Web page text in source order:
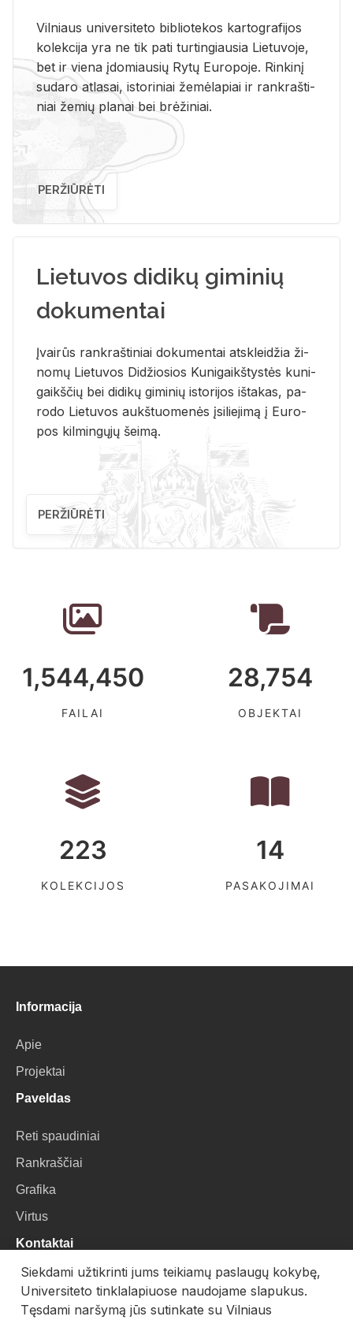
Vil­niaus uni­ver­si­te­to bi­b­lio­te­kos kar­to­gra­fi­jos
ko­lek­ci­ja yra ne tik pati tur­tin­giau­sia Lie­tu­vo­je,
bet ir vie­na įdo­miau­sių Rytų Eu­ro­po­je. Rin­ki­nį
su­da­ro at­la­sai, is­to­ri­niai že­mė­la­piai ir rank­raš­ti­
niai že­mių pla­nai bei brė­ži­niai.
PERŽIŪRĖTI
Lietuvos didikų giminių
dokumentai
Įvai­rūs rank­raš­ti­niai do­ku­men­tai at­sklei­džia ži­
no­mų Lie­tu­vos Di­džio­sios Ku­ni­gaikš­tys­tės ku­ni­
gaikš­čių bei di­di­kų gi­mi­nių is­to­ri­jos iš­ta­kas, pa­
ro­do Lie­tu­vos aukš­tuo­me­nės įsi­lie­ji­mą į Eu­ro­
pos kil­min­gų­jų šei­mą.
PERŽIŪRĖTI
1,544,450
FAILAI
28,754
OBJEKTAI
223
KOLEKCIJOS
14
PASAKOJIMAI
Informacija
Apie
Projektai
Paveldas
Reti spaudiniai
Rankraščiai
Grafika
Virtus
Kontaktai
VU Biblioteka
Universiteto g. 3, LT-01122, Vilnius
Siekdami užtikrinti jums teikiamų paslaugų kokybę,
Universiteto tinklalapiuose naudojame slapukus.
Tęsdami naršymą jūs sutinkate su Vilniaus